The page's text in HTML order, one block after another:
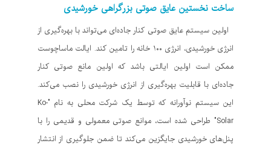
ساخت نخستین عایق صوتی بزرگراهی خورشیدی
اولین سیستم عایق صوتی کنار جاده‌ای می‌تواند با بهره‌گیری از
انرژی خورشیدی، انرژی ۱۰۰ خانه را تامین کند. ایالت ماساچوست
ممکن است اولین ایالتی باشد که اولین مانع صوتی کنار
جاده‌ای با قابلیت بهره‌گیری از انرژی خورشیدی را نصب می‌کند.
این سیستم نوآورانه که توسط یک شرکت محلی به نام "Ko-
Solar" طراحی شده است، موانع صوتی معمولی و قدیمی را با
پنل‌های خورشیدی جایگزین می‌کند تا ضمن جلوگیری از انتشار